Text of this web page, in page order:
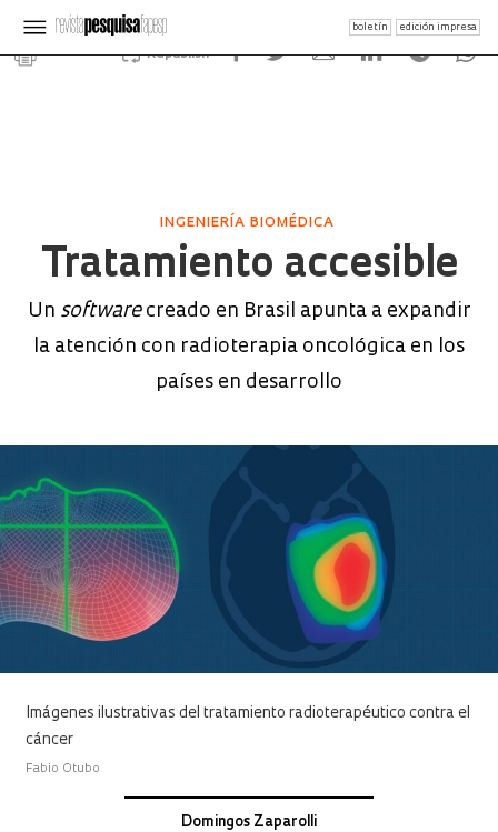
boletín edición impresa
Republish
INGENIERÍA BIOMÉDICA
Tratamiento accesible
Un softwarecreado en Brasil apunta a expandir
la atención con radioterapia oncológica en los
países en desarrollo
Imágenes ilustrativas del tratamiento radioterapéutico contra el
cáncer
Fabio Otubo
Domingos Zaparolli